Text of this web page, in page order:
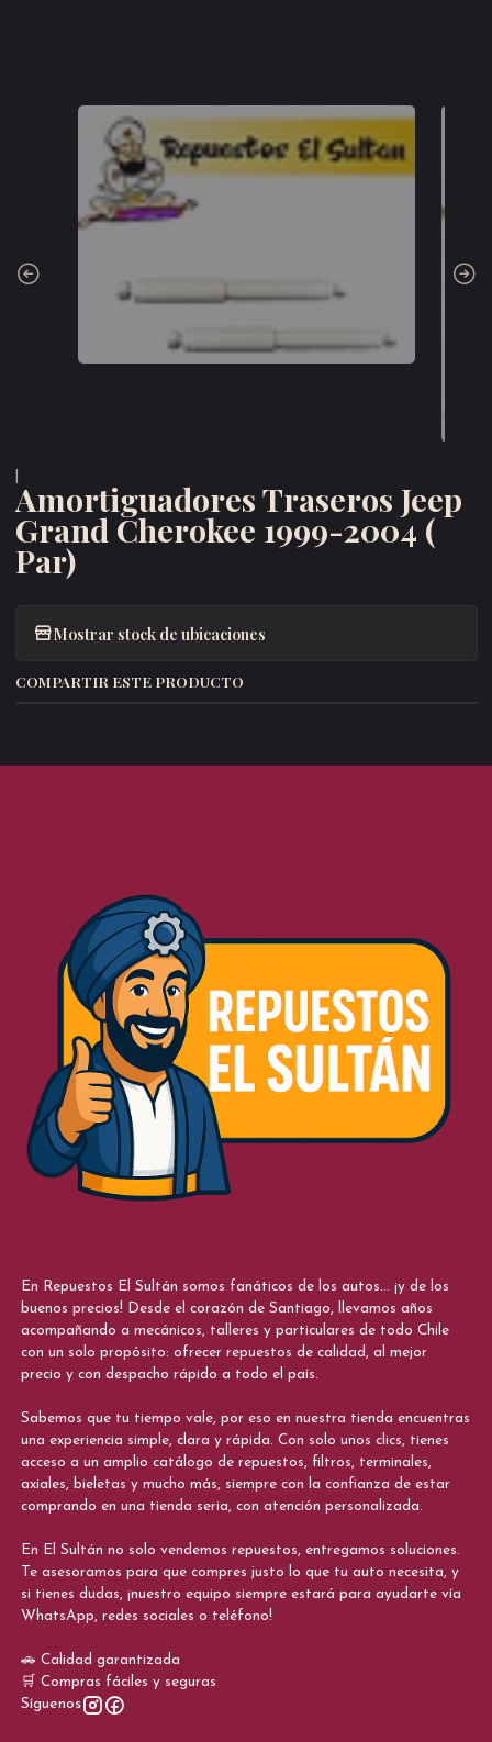
Amortiguadores Traseros Jeep
Grand Cherokee 1999-2004 (
Par)
Mostrar stock de ubicaciones
COMPARTIR ESTE PRODUCTO
En Repuestos El Sultán somos fanáticos de los autos... ¡y de los
buenos precios! Desde el corazón de Santiago, llevamos años
acompañando a mecánicos, talleres y particulares de todo Chile
con un solo propósito: ofrecer repuestos de calidad, al mejor
precio y con despacho rápido a todo el país.
Sabemos que tu tiempo vale, por eso en nuestra tienda encuentras
una experiencia simple, clara y rápida. Con solo unos clics, tienes
acceso a un amplio catálogo de repuestos, filtros, terminales,
axiales, bieletas y mucho más, siempre con la confianza de estar
comprando en una tienda seria, con atención personalizada.
En El Sultán no solo vendemos repuestos, entregamos soluciones.
Te asesoramos para que compres justo lo que tu auto necesita, y
si tienes dudas, ¡nuestro equipo siempre estará para ayudarte vía
WhatsApp, redes sociales o teléfono!
🚗 Calidad garantizada
🛒 Compras fáciles y seguras
Síguenos